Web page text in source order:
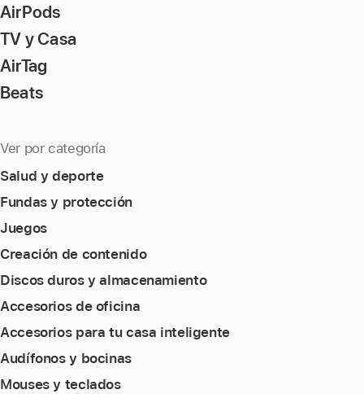
AirPods
TV y Casa
AirTag
Beats
Ver por categoría
Salud y deporte
Fundas y protección
Juegos
Creación de contenido
Discos duros y almacenamiento
Accesorios de oficina
Accesorios para tu casa inteligente
Audífonos y bocinas
Mouses y teclados